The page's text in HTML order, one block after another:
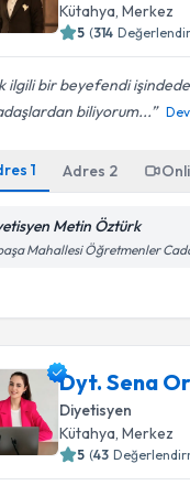
Kütahya, Merkez
5 (314
ilgili bir beyefendi
biliyorum...
1 Adres 2
Metin Öztürk
Mahallesi Öğretmenler
Dyt. Sena
Diyetisyen
Kütahya, Merkez
5 (43